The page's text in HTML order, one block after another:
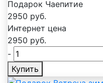
Подарок Чаепитие
2950 руб.
Интернет цена
2950 руб.
-
Купить